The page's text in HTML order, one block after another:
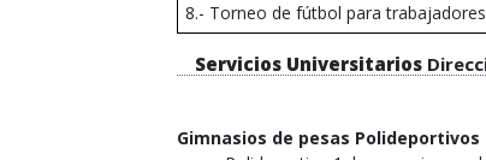
8.- Torneo de fútbol para trabajadores
Servicios Universitarios
Gimnasios de pesas Polideportivos